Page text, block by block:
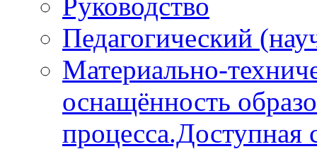
Педагогический
Материально-
оснащённость
процесса.Доступная